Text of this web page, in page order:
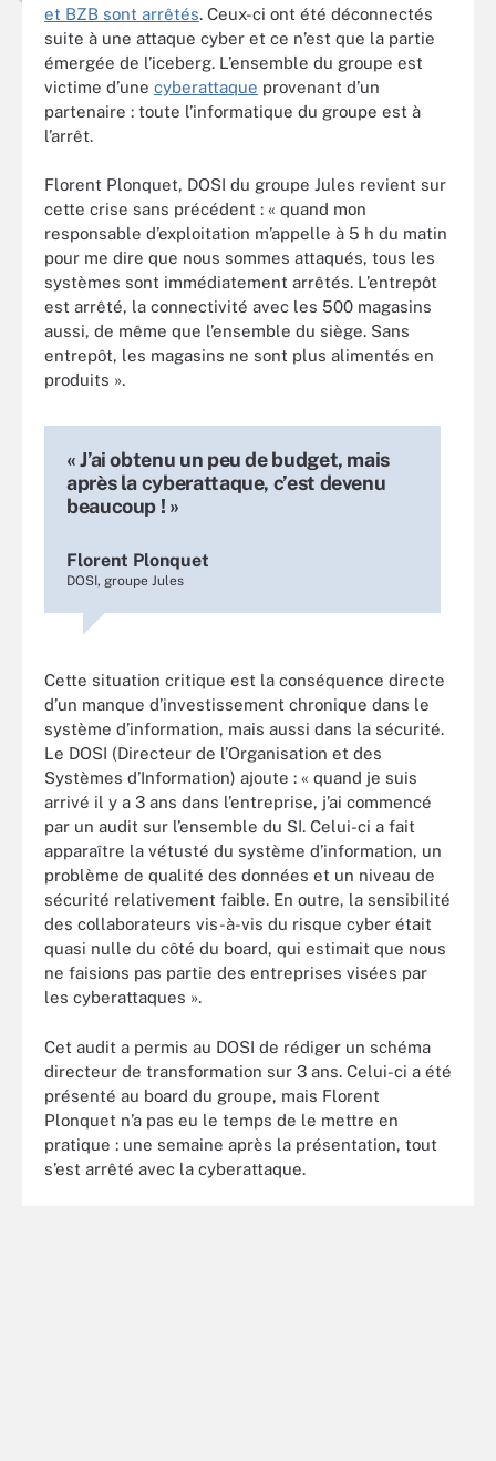
et BZB sont arrêtés. Ceux-ci ont été déconnectés
suite à une attaque cyber et ce n’est que la partie
émergée de l’iceberg. L’ensemble du groupe est
victime d’une cyberattaque provenant d’un
partenaire : toute l’informatique du groupe est à
l’arrêt.
Florent Plonquet, DOSI du groupe Jules revient sur
cette crise sans précédent : « quand mon
responsable d’exploitation m’appelle à 5 h du matin
pour me dire que nous sommes attaqués, tous les
systèmes sont immédiatement arrêtés. L’entrepôt
est arrêté, la connectivité avec les 500 magasins
aussi, de même que l’ensemble du siège. Sans
entrepôt, les magasins ne sont plus alimentés en
produits ».
« J’ai obtenu un peu de budget, mais
après la cyberattaque, c’est devenu
beaucoup ! »
Florent Plonquet
DOSI, groupe Jules
Cette situation critique est la conséquence directe
d’un manque d’investissement chronique dans le
système d’information, mais aussi dans la sécurité.
Le DOSI (Directeur de l’Organisation et des
Systèmes d’Information) ajoute : « quand je suis
arrivé il y a 3 ans dans l’entreprise, j’ai commencé
par un audit sur l’ensemble du SI. Celui-ci a fait
apparaître la vétusté du système d’information, un
problème de qualité des données et un niveau de
sécurité relativement faible. En outre, la sensibilité
des collaborateurs vis-à-vis du risque cyber était
quasi nulle du côté du board, qui estimait que nous
ne faisions pas partie des entreprises visées par
les cyberattaques ».
Cet audit a permis au DOSI de rédiger un schéma
directeur de transformation sur 3 ans. Celui-ci a été
présenté au board du groupe, mais Florent
Plonquet n’a pas eu le temps de le mettre en
pratique : une semaine après la présentation, tout
s’est arrêté avec la cyberattaque.